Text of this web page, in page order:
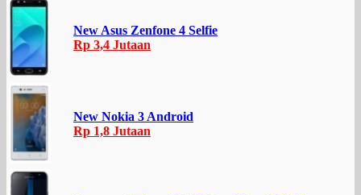
New Asus Zenfone 4 Selfie
Rp 3,4 Jutaan
New Nokia 3 Android
Rp 1,8 Jutaan